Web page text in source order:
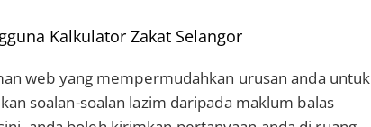
Kalkulator Zakat Selangor
web yang mempermudahkan urusan anda untuk
soalan-soalan lazim daripada maklum balas